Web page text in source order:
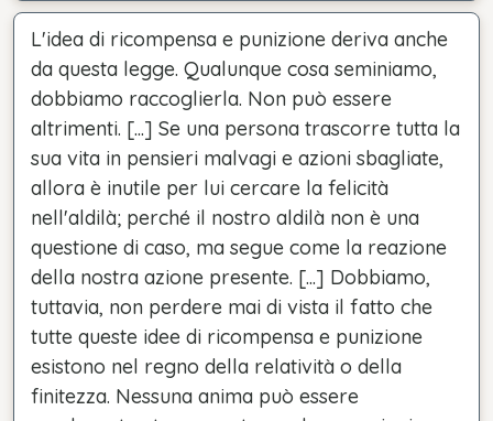
L'idea di ricompensa e punizione deriva anche
da questa legge. Qualunque cosa seminiamo,
dobbiamo raccoglierla. Non può essere
altrimenti. [...] Se una persona trascorre tutta la
sua vita in pensieri malvagi e azioni sbagliate,
allora è inutile per lui cercare la felicità
nell'aldilà; perché il nostro aldilà non è una
questione di caso, ma segue come la reazione
della nostra azione presente. [...] Dobbiamo,
tuttavia, non perdere mai di vista il fatto che
tutte queste idee di ricompensa e punizione
esistono nel regno della relatività o della
finitezza. Nessuna anima può essere